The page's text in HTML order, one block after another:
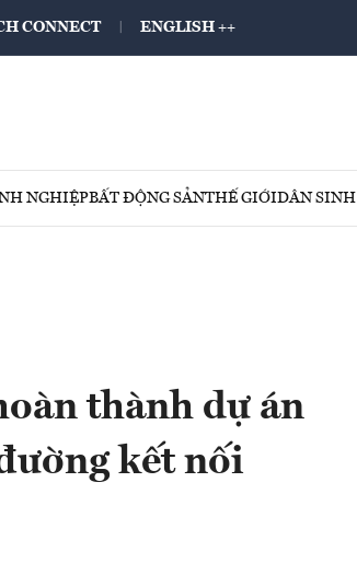
CONNECT ENGLISH ++
NGHIỆPBẤT ĐỘNG SẢNTHẾ GIỚIDÂN SINH
thành dự án
kết nối